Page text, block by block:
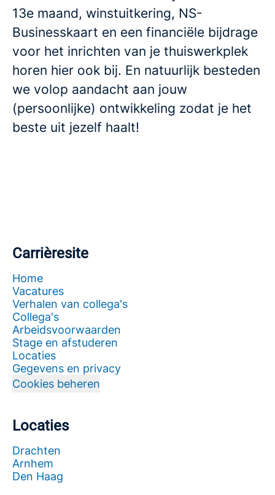
13e maand, winstuitkering, NS-
Businesskaart en een financiële bijdrage
voor het inrichten van je thuiswerkplek
horen hier ook bij. En natuurlijk besteden
we volop aandacht aan jouw
(persoonlijke) ontwikkeling zodat je het
beste uit jezelf haalt!
Carrièresite
Home
Vacatures
Verhalen van collega's
Collega's
Arbeidsvoorwaarden
Stage en afstuderen
Locaties
Gegevens en privacy
Cookies beheren
Locaties
Drachten
Arnhem
Den Haag